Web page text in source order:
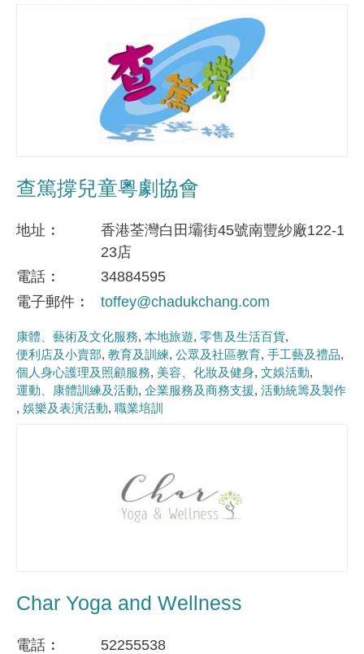
查篤撐兒童粵劇協會
地址
香港荃灣白田壩街45號南豐紗廠122-1
23店
電話
34884595
電子郵件
toffey@chadukchang.com
康體、藝術及文化服務 本地旅遊 零售及生活百貨
便利店及小賣部 教育及訓練 公眾及社區教育 手工藝及禮品
個人身心護理及照顧服務 美容、化妝及健身 文娛活動
運動、康體訓練及活動 企業服務及商務支援 活動統籌及製作
娛樂及表演活動 職業培訓
Char Yoga and Wellness
電話 52255538